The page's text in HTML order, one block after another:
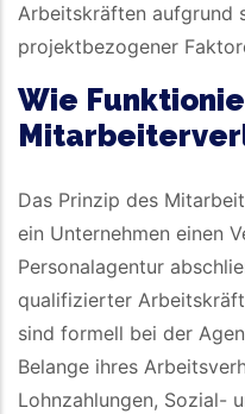
Arbeitskräften aufgrund
projektbezogener
Wie
Das Prinzip des
ein Unternehmen einen
Personalagentur
qualifizierter
sind formell bei der
Belange ihres
Lohnzahlungen, Sozial-